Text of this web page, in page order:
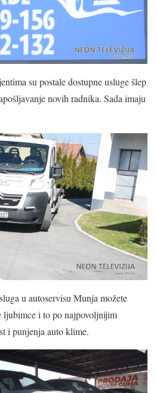
su postale dostupne usluge šlep
novih radnika. Sada imaju
u autoservisu Munja možete
ljubimce i to po najpovoljnijim
i punjenja auto klime.